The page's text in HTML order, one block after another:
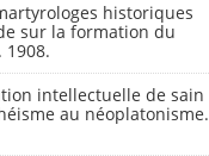
historiques
sur la formation du
intellectuelle de sain
au néoplatonisme.